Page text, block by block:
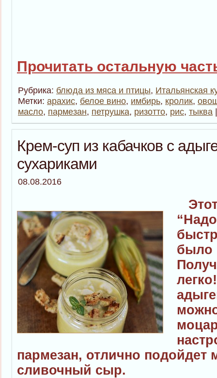
Прочитать остальную
Рубрика: блюда из мяса и птицы, Итальянская
Метки: арахис, белое вино, имбирь, кролик,
масло, пармезан, петрушка, ризотто, рис, тыква
Крем-суп из кабачков с
сухариками
08.08.2016
было
пармезан, отлично подойдет
сливочный сыр.